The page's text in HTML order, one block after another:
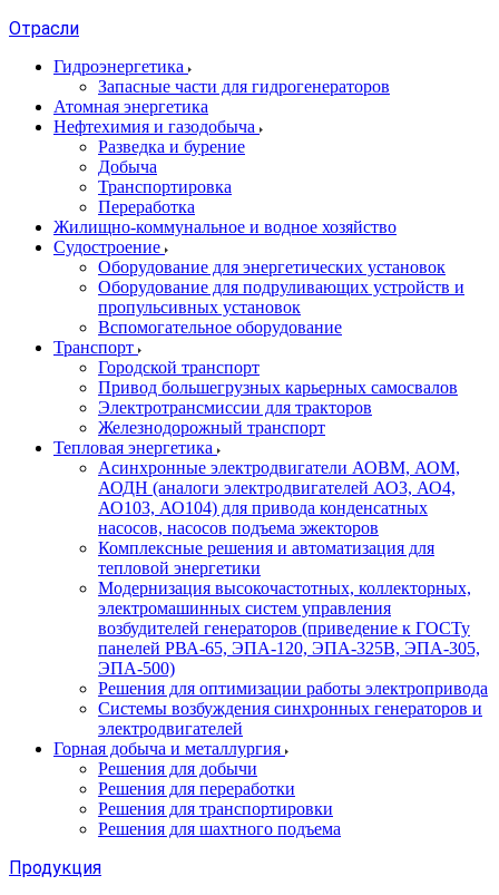
Отрасли
Гидроэнергетика
Запасные части для гидрогенераторов
Атомная энергетика
Нефтехимия и газодобыча
Разведка и бурение
Добыча
Транспортировка
Переработка
Жилищно-коммунальное и водное хозяйство
Судостроение
Оборудование для энергетических установок
Оборудование для подруливающих устройств и
пропульсивных установок
Вспомогательное оборудование
Транспорт
Городской транспорт
Привод большегрузных карьерных самосвалов
Электротрансмиссии для тракторов
Железнодорожный транспорт
Тепловая энергетика
Асинхронные электродвигатели АОВМ, АОМ,
АОДН (аналоги электродвигателей АО3, АО4,
АО103, АО104) для привода конденсатных
насосов, насосов подъема эжекторов
Комплексные решения и автоматизация для
тепловой энергетики
Модернизация высокочастотных, коллекторных,
электромашинных систем управления
возбудителей генераторов (приведение к ГОСТу
панелей РВА-65, ЭПА-120, ЭПА-325В, ЭПА-305,
ЭПА-500)
Решения для оптимизации работы электропривода
Системы возбуждения синхронных генераторов и
электродвигателей
Горная добыча и металлургия
Решения для добычи
Решения для переработки
Решения для транспортировки
Решения для шахтного подъема
Продукция